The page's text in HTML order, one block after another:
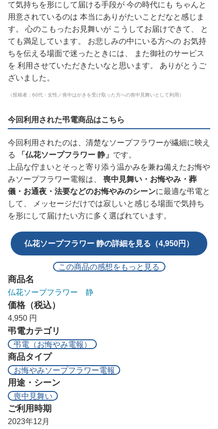
て気持ちを形にして届ける手段が 今の時代にも ちゃんと
用意されているのは 本当にありがたいことだなと感じま
す。 心のこもったお見舞いが こうしてお届けできて、 と
ても満足しています。 お悲しみの中にいる方への お気持
ちを伝える場面で迷ったときには、 また御社のサービス
を 利用させていただきたいなと思います。 ありがとうご
ざいました。
（投稿者：60代・女性／喪中はがきを受け取った方への喪中見舞いとして利用）
今回利用された弔電商品はこちら
今回利用されたのは、清楚なソープフラワーが繊細に映え
る
「仏花ソープフラワー 静」 です。
上品な佇まいとそっと寄り添う温かみを兼ね備えたお悔や
みソープフラワー電報は、 喪中見舞い・お悔やみ・葬
儀・お通夜・法要などのお悔やみのシーンに最適な弔電と
して、 メッセージだけでは寂しいと感じる場面で気持ち
を形にして届けたい方に多く選ばれています。
仏花ソープフラワー 静の詳細を見る（4,950円）
この商品の感想をもっと見る
商品名
仏花ソープフラワー 静
価格（税込）
4,950 円
弔電カテゴリ
弔電（お悔やみ電報）
商品タイプ
お悔やみソープフラワー電報
用途・シーン
喪中見舞い
ご利用時期
2023年12月